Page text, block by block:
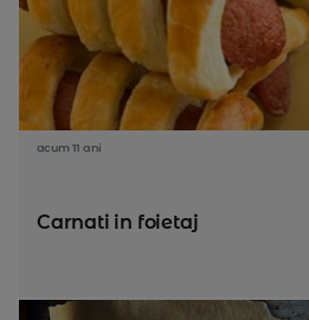
acum 11 ani
Carnati in foietaj